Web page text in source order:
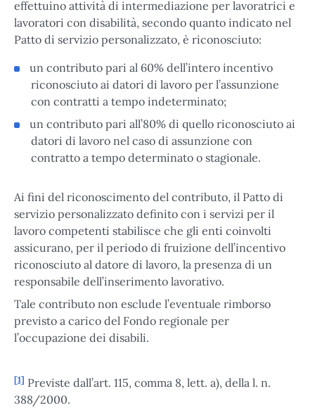
effettuino attività di intermediazione per lavoratrici e
lavoratori con disabilità, secondo quanto indicato nel
Patto di servizio personalizzato, è riconosciuto:
un contributo pari al 60% dell’intero incentivo
riconosciuto ai datori di lavoro per l’assunzione
con contratti a tempo indeterminato;
un contributo pari all’80% di quello riconosciuto ai
datori di lavoro nel caso di assunzione con
contratto a tempo determinato o stagionale.
Ai fini del riconoscimento del contributo, il Patto di
servizio personalizzato definito con i servizi per il
lavoro competenti stabilisce che gli enti coinvolti
assicurano, per il periodo di fruizione dell’incentivo
riconosciuto al datore di lavoro, la presenza di un
responsabile dell’inserimento lavorativo.
Tale contributo non esclude l’eventuale rimborso
previsto a carico del Fondo regionale per
l’occupazione dei disabili.
[1] Previste dall’art. 115, comma 8, lett. a), della l. n.
388/2000.